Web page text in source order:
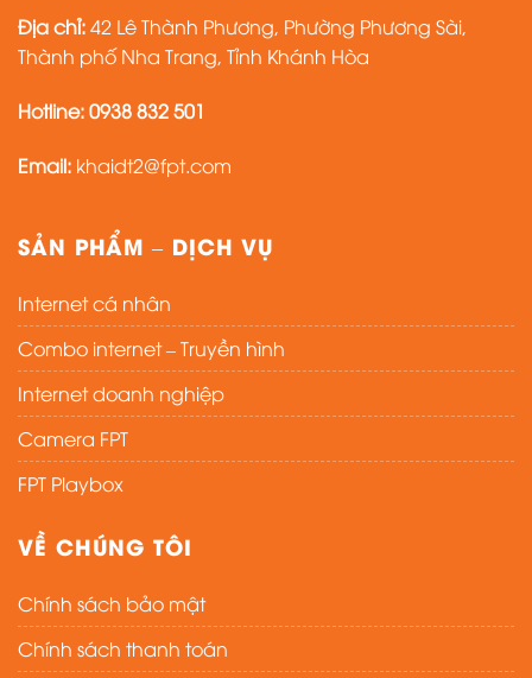
Địa chỉ:42 Lê Thành Phương, Phường Phương Sài,
Thành phố Nha Trang, Tỉnh Khánh Hòa
Hotline:0938 832 501
Email: khaidt2@fpt.com
SẢN PHẨM – DỊCH VỤ
Internet cá nhân
Combo internet – Truyền hình
Internet doanh nghiệp
Camera FPT
FPT Playbox
VỀ CHÚNG TÔI
Chính sách bảo mật
Chính sách thanh toán